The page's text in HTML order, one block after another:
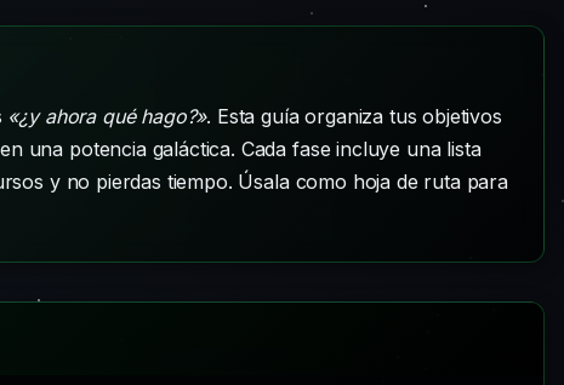
«¿y ahora qué hago?». Esta guía organiza tus objetivos
una potencia galáctica. Cada fase incluye una lista
y no pierdas tiempo. Úsala como hoja de ruta para